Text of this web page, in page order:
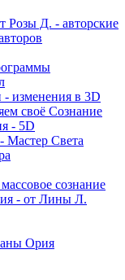
Розы Д. - авторские
- изменения в 3D
своё Сознание
- 5D
Мастер Света
сознание
- от Лины Л.
Ория